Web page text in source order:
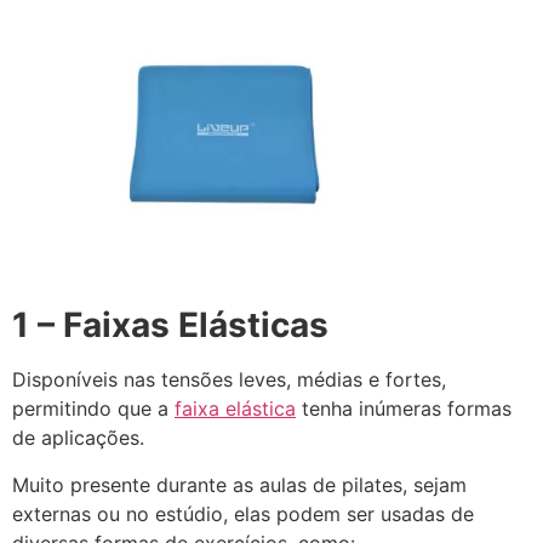
1 – Faixas Elásticas
Disponíveis nas tensões leves, médias e fortes,
permitindo que a faixa elástica tenha inúmeras formas
de aplicações.
Muito presente durante as aulas de pilates, sejam
externas ou no estúdio, elas podem ser usadas de